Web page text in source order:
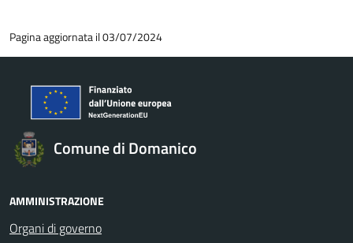
Pagina aggiornata il 03/07/2024
Comune di Domanico
AMMINISTRAZIONE
Organi di governo